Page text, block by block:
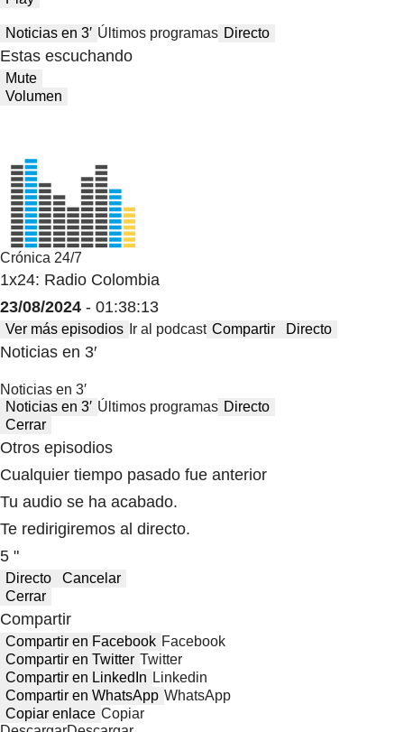
Noticias en 3′ Últimos programas Directo
Estas escuchando
Mute
Volumen
Crónica 24/7
1x24: Radio Colombia
23/08/2024 - 01:38:13
Ver más episodios Ir al podcast Compartir Directo
Noticias en 3′
Noticias en 3′
Noticias en 3′ Últimos programas Directo
Cerrar
Otros episodios
Cualquier tiempo pasado fue anterior
Tu audio se ha acabado.
Te redirigiremos al directo.
5 "
Directo
Cancelar
Cerrar
Compartir
Compartir en Facebook Facebook
Compartir en Twitter Twitter
Compartir en LinkedIn Linkedin
Compartir en WhatsApp WhatsApp
Copiar enlace Copiar